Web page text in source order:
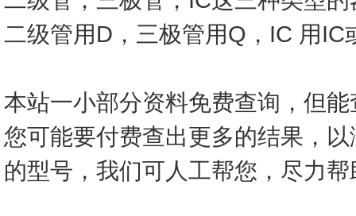
二级管用D，三极管用Q，IC 用IC
本站一小部分资料免费查询，但
您可能要付费查出更多的结果，
的型号，我们可人工帮您，尽力